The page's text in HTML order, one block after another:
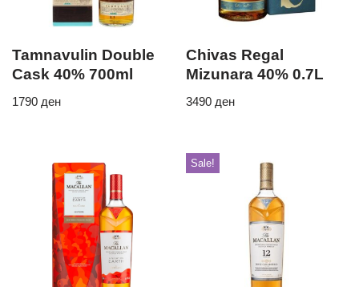
Tamnavulin Double
Cask 40% 700ml
1790 ден
Chivas Regal
Mizunara 40% 0.7L
3490 ден
Sale!